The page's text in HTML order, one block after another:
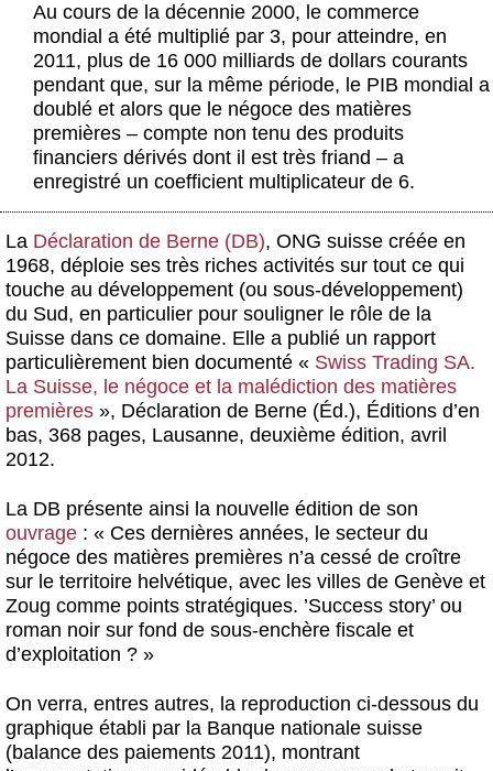
Boutique
Au cours de la décennie 2000, le commerce
mondial a été multiplié par 3, pour atteindre, en
2011, plus de 16 000 milliards de dollars courants
pendant que, sur la même période, le PIB mondial a
doublé et alors que le négoce des matières
premières – compte non tenu des produits
financiers dérivés dont il est très friand – a
enregistré un coefficient multiplicateur de 6.
La Déclaration de Berne (DB), ONG suisse créée en
1968, déploie ses très riches activités sur tout ce qui
touche au développement (ou sous-développement)
du Sud, en particulier pour souligner le rôle de la
Suisse dans ce domaine. Elle a publié un rapport
particulièrement bien documenté « Swiss Trading SA.
La Suisse, le négoce et la malédiction des matières
premières », Déclaration de Berne (Éd.), Éditions d’en
bas, 368 pages, Lausanne, deuxième édition, avril
2012.
La DB présente ainsi la nouvelle édition de son
ouvrage : « Ces dernières années, le secteur du
négoce des matières premières n’a cessé de croître
sur le territoire helvétique, avec les villes de Genève et
Zoug comme points stratégiques. ’Success story’ ou
roman noir sur fond de sous-enchère fiscale et
d’exploitation ? »
On verra, entres autres, la reproduction ci-dessous du
graphique établi par la Banque nationale suisse
(balance des paiements 2011), montrant